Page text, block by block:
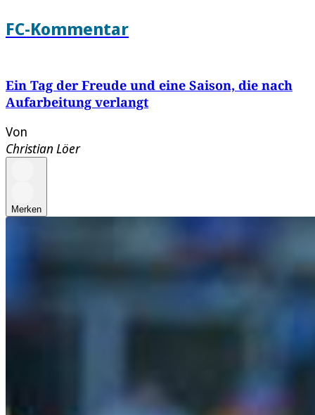
FC-Kommentar
Ein Tag der Freude und eine Saison, die nach
Aufarbeitung verlangt
Von
Christian Löer
Merken